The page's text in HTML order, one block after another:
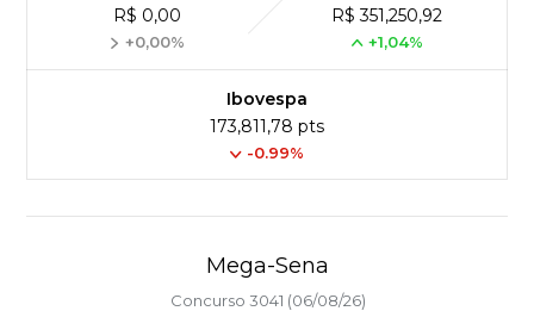
R$ 0,00
+0,00%
R$ 351,250,92
+1,04%
Ibovespa
173,811,78 pts
-0.99%
Mega-Sena
Concurso 3041 (06/08/26)